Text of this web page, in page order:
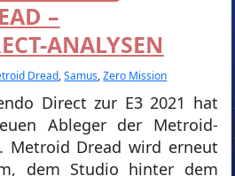
–
ANALYSEN
Dread,Samus,Zero Mission
Direct zur E3 2021 hat
Ableger der Metroid-
Metroid Dread wird erneut
dem Studio hinter dem